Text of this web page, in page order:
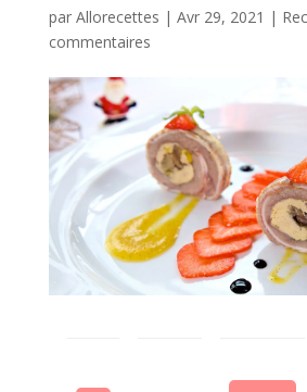
par Allorecettes | Avr 29, 2021 |
commentaires